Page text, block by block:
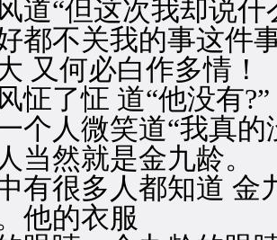
“但这次我却说什
都不关我的事这件
何必白作多情！
了怔 道“他没有?”
人微笑道“我真的
然就是金九龄。
很多人都知道 金
他的衣服